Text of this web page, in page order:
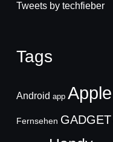
Tweets by techfieber
Tags
Android app Apple
Fernsehen GADGET